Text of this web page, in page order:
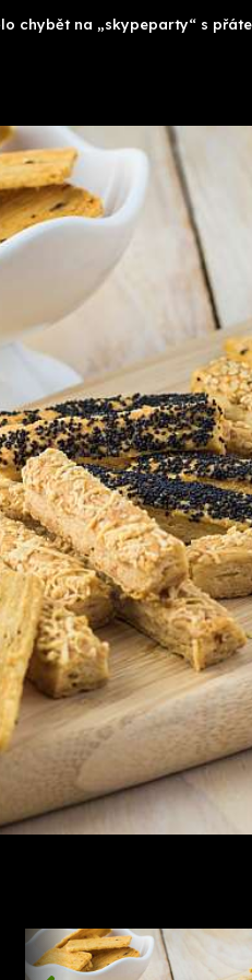
chybět na „skypeparty“ s